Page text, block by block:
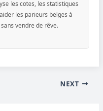
les cotes, les statistiques
les parieurs belges à
vendre de rêve.
NEXT